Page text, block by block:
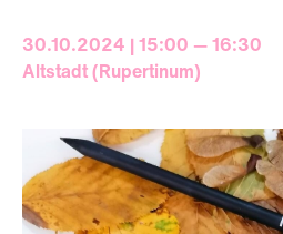
30.10.2024 | 15:00 — 16:30
Altstadt (Rupertinum)